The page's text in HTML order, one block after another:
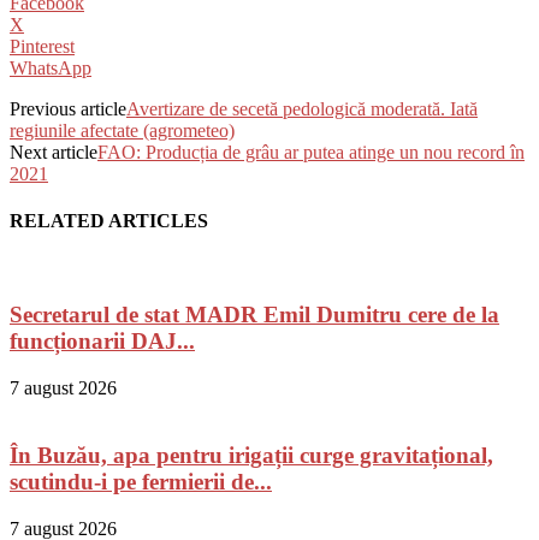
X
Pinterest
WhatsApp
Previous articleAvertizare de secetă pedologică moderată. Iată
regiunile afectate (agrometeo)
Next articleFAO: Producția de grâu ar putea atinge un nou record în
2021
RELATED ARTICLES
Secretarul de stat MADR Emil Dumitru cere de la
funcționarii DAJ...
7 august 2026
În Buzău, apa pentru irigații curge gravitațional,
scutindu-i pe fermierii de...
7 august 2026